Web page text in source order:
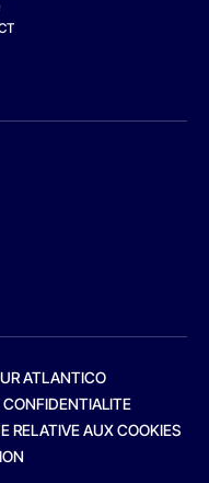
ATLANTICO
CONFIDENTIALITE
RELATIVE AUX COOKIES